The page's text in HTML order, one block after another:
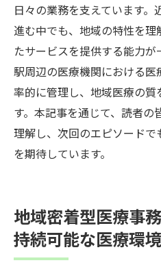
日々の業務を支えています
進む中でも、地域の特性を
たサービスを提供する能力
駅周辺の医療機関における
率的に管理し、地域医療の
す。本記事を通じて、読者の
理解し、次回のエピソード
を期待しています。
地域密着型医療事
持続可能な医療環境